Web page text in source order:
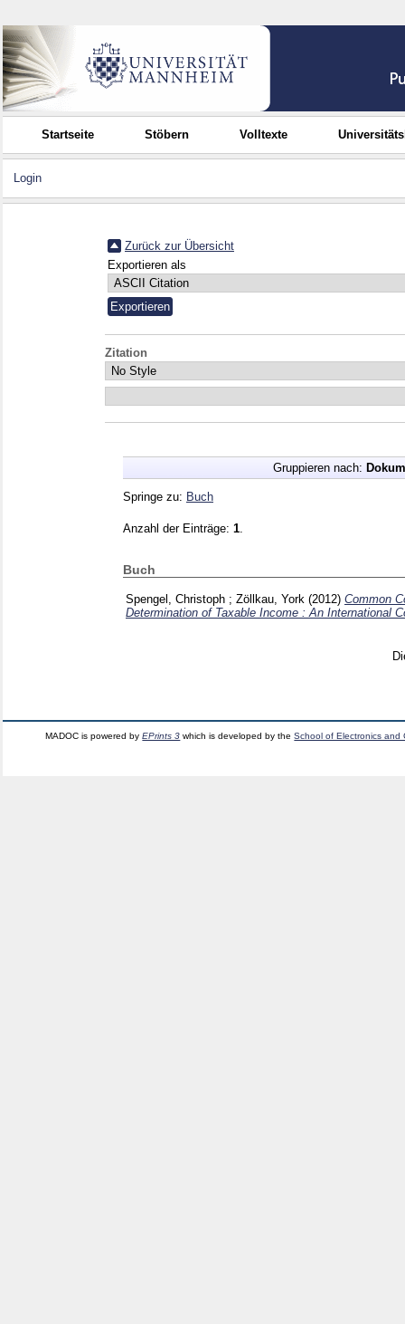
Startseite Stöbern Volltexte
Login
Zurück zur Übersicht
Exportieren als
Zitation
Gruppieren nach:
Springe zu: Buch
Anzahl der Einträge: 1
Buch
Spengel, Christoph ; Zöllkau, York (2012) Common
Determination of Taxable Income : An International
MADOC is powered byEPrints 3 which is developed by theSchool of Electronics and